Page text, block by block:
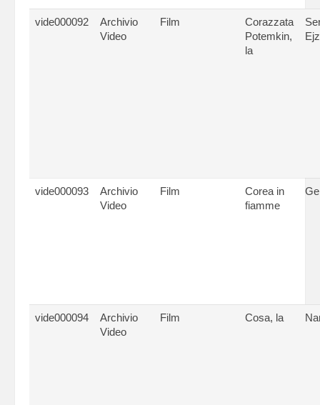
vide000092
Archivio
Video
Film
Corazzata
Potemkin,
la
vide000093
Archivio
Video
Film
Corea in
fiamme
vide000094
Archivio
Video
Film Cosa, la